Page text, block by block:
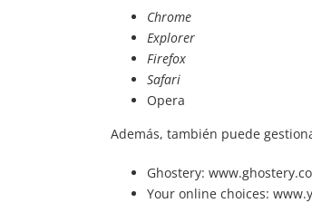
Chrome
Explorer
Firefox
Safari
Opera
Además, también puede
Ghostery:
Your online choices: